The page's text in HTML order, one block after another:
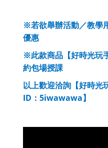
※若欲舉辦活動／教學
優惠
※此款商品【好時光玩
約包場授課
以上歡迎洽詢【好時光
ID ： 5iwawawa 】